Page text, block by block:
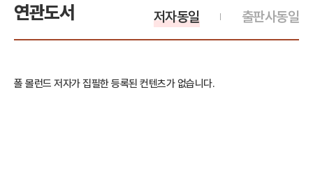
연관도서 출판사동일
저자동일
폴 몰런드 저자가 집필한 등록된 컨텐츠가 없습니다.